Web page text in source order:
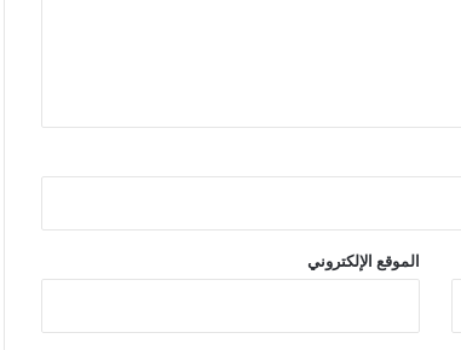
الموقع الإلكتروني